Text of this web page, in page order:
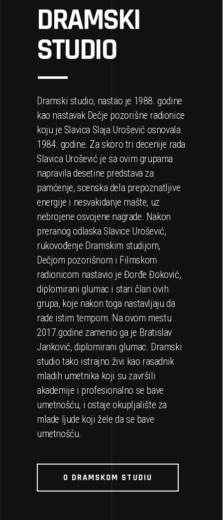
DRAMSKI
STUDIO
Dramski studio, nastao je 1988. godine
kao nastavak Dečje pozorišne radionice
koju je Slavica Slaja Urošević osnovala
1984. godine. Za skoro tri decenije rada
Slavica Urošević je sa ovim grupama
napravila desetine predstava za
pamćenje, scenska dela prepoznatljive
energije i nesvakidanje mašte, uz
nebrojene osvojene nagrade. Nakon
preranog odlaska Slavice Urošević,
rukovođenje Dramskim studijom,
Dečjom pozorišnom i Filmskom
radionicom nastavio je Đorđe Đoković,
diplomirani glumac i stari član ovih
grupa, koje nakon toga nastavljaju da
rade istim tempom. Na ovom mestu
2017.godine zamenio ga je Bratislav
Janković, diplomirani glumac. Dramski
studio tako istrajno živi kao rasadnik
mladih umetnika koji su završili
akademije i profesionalno se bave
umetnošću, i ostaje okupljalište za
mlade ljude koji žele da se bave
umetnošću.
O DRAMSKOM STUDIU